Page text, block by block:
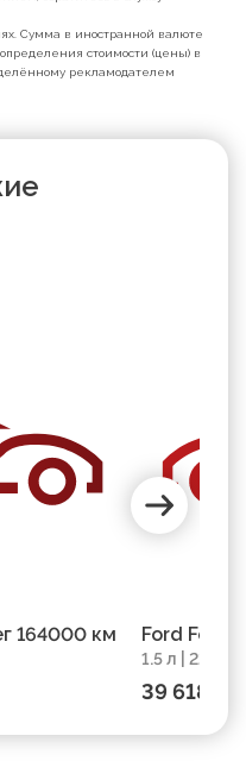
Сумма в иностранной валюте
стоимости (цены) в
рекламодателем
164000 км Ford
1.5 л |
39 618